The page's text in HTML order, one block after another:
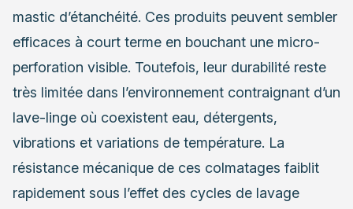
mastic d’étanchéité. Ces produits peuvent sembler
efficaces à court terme en bouchant une micro-
perforation visible. Toutefois, leur durabilité reste
très limitée dans l’environnement contraignant d’un
lave-linge où coexistent eau, détergents,
vibrations et variations de température. La
résistance mécanique de ces colmatages faiblit
rapidement sous l’effet des cycles de lavage